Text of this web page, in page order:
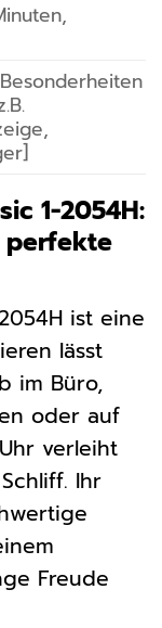
1-2054H:
perfekte
ist eine
lässt
im Büro,
oder auf
verleiht
Ihr
Freude